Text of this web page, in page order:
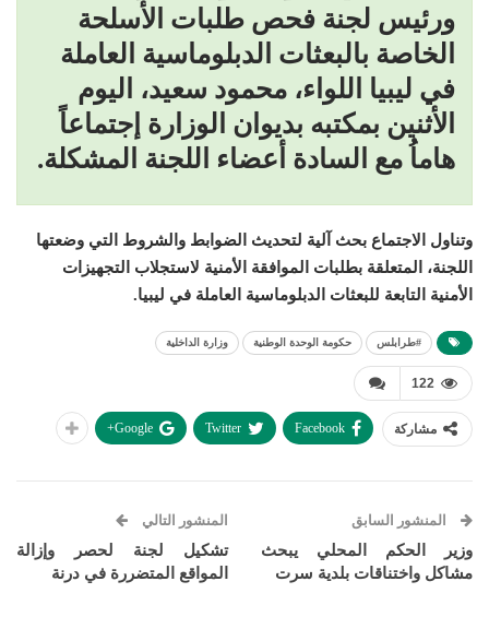
ورئيس لجنة فحص طلبات الأسلحة
الخاصة بالبعثات الدبلوماسية العاملة
في ليبيا اللواء، محمود سعيد، اليوم
الأثنين بمكتبه بديوان الوزارة إجتماعاً
هاماُ مع السادة أعضاء اللجنة المشكلة.
وتناول الاجتماع بحث آلية لتحديث الضوابط والشروط التي وضعتها
اللجنة، المتعلقة بطلبات الموافقة الأمنية لاستجلاب التجهيزات
الأمنية التابعة للبعثات الدبلوماسية العاملة في ليبيا.
#طرابلس حكومة الوحدة الوطنية وزارة الداخلية
122
مشاركة Facebook
Twitter
Google+
المنشور السابق
وزير الحكم المحلي يبحث
مشاكل واختناقات بلدية سرت
المنشور التالي
تشكيل لجنة لحصر وإزالة
المواقع المتضررة في درنة